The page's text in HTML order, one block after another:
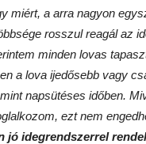
miért, a arra nagyon
rosszul reagál az
minden lovas
a lova ijedősebb vagy
napsütéses időben.
ezt nem
jó idegrendszerrel